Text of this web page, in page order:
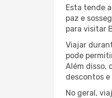
Esta tende
paz e
para visitar
Viajar
pode
Além disso,
descontos
No geral,